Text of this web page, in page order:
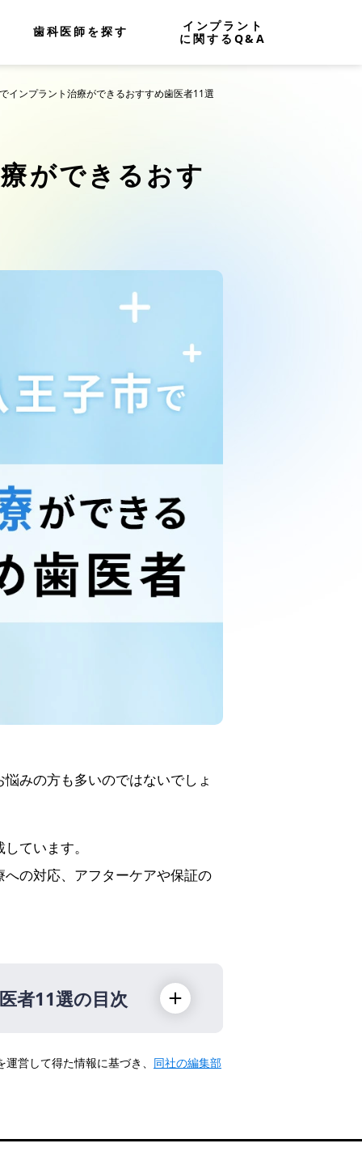
歯科医師を探す
インプラント
に関するQ&A
インプラント治療ができるおすすめ歯医者11選
ができるおす
みの方も多いのではないでしょ
ています。
の対応、アフターケアや保証の
者11選の目次
営して得た情報に基づき、 同社の編集部